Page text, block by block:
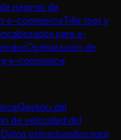
páginas de
e-commerceTitle tags y
para e-
Optimización de
e-commerce
Gestión del
de velocidad del
Datos estructurados para